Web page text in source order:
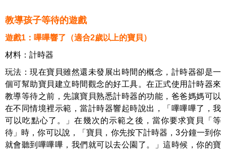
教導孩子等待的遊戲
遊戲1：嗶嗶響了（適合2歲以上的寶貝）
材料：計時器
玩法：現在寶貝雖然還未發展出時間的概念，計時器卻是一
個可幫助寶貝建立時間觀念的好工具。在正式使用計時器來
教導等待之前，先讓寶貝熟悉計時器的功能，爸爸媽媽可以
在不同情境裡示範，當計時器響起時說出，「嗶嗶嗶了，我
可以吃點心了。」在幾次的示範之後，當你要求寶貝「等
待」時，你可以說，「寶貝，你先按下計時器，3分鐘一到你
就會聽到嗶嗶嗶，我們就可以去公園了。」這時候，你的寶